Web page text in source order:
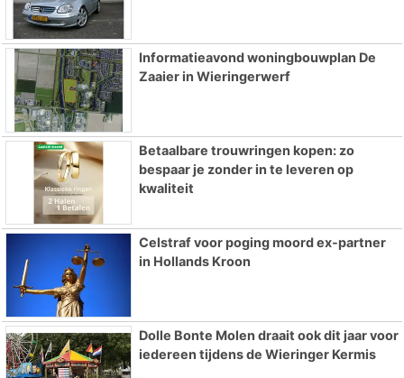
Informatieavond woningbouwplan De
Zaaier in Wieringerwerf
Betaalbare trouwringen kopen: zo
bespaar je zonder in te leveren op
kwaliteit
Celstraf voor poging moord ex-partner
in Hollands Kroon
Dolle Bonte Molen draait ook dit jaar voor
iedereen tijdens de Wieringer Kermis